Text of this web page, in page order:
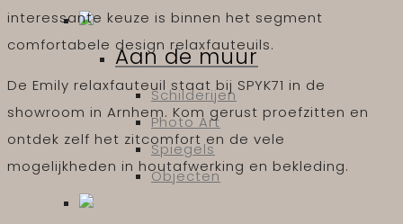
Aan de muur
Schilderijen
Photo Art
Spiegels
Objecten
interessante keuze is binnen het segment
comfortabele design relaxfauteuils.
De Emily relaxfauteuil staat bij SPYK71 in de
showroom in Arnhem. Kom gerust proefzitten en
ontdek zelf het zitcomfort en de vele
mogelijkheden in houtafwerking en bekleding.